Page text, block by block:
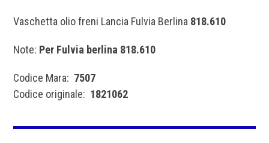
Vaschetta olio freni Lancia Fulvia Berlina 818.610
Note: Per Fulvia berlina 818.610
Codice Mara: 7507
Codice originale: 1821062